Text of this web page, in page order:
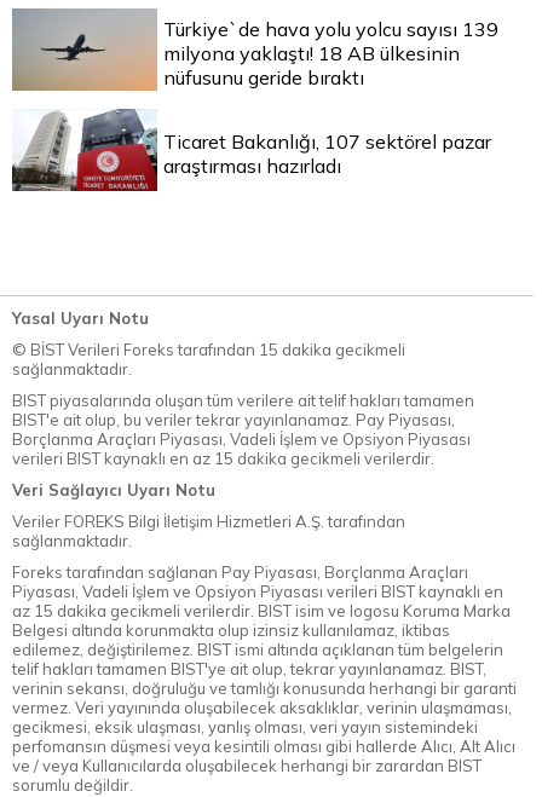
Türkiye`de hava yolu yolcu sayısı 139
milyona yaklaştı! 18 AB ülkesinin
nüfusunu geride bıraktı
Ticaret Bakanlığı, 107 sektörel pazar
araştırması hazırladı
Yasal Uyarı Notu
© BİST Verileri Foreks tarafından 15 dakika gecikmeli
sağlanmaktadır.
BIST piyasalarında oluşan tüm verilere ait telif hakları tamamen
BIST'e ait olup, bu veriler tekrar yayınlanamaz. Pay Piyasası,
Borçlanma Araçları Piyasası, Vadeli İşlem ve Opsiyon Piyasası
verileri BIST kaynaklı en az 15 dakika gecikmeli verilerdir.
Veri Sağlayıcı Uyarı Notu
Veriler FOREKS Bilgi İletişim Hizmetleri A.Ş. tarafından
sağlanmaktadır.
Foreks tarafından sağlanan Pay Piyasası, Borçlanma Araçları
Piyasası, Vadeli İşlem ve Opsiyon Piyasası verileri BIST kaynaklı en
az 15 dakika gecikmeli verilerdir. BIST isim ve logosu Koruma Marka
Belgesi altında korunmakta olup izinsiz kullanılamaz, iktibas
edilemez, değiştirilemez. BIST ismi altında açıklanan tüm belgelerin
telif hakları tamamen BIST'ye ait olup, tekrar yayınlanamaz. BIST,
verinin sekansı, doğruluğu ve tamlığı konusunda herhangi bir garanti
vermez. Veri yayınında oluşabilecek aksaklıklar, verinin ulaşmaması,
gecikmesi, eksik ulaşması, yanlış olması, veri yayın sistemindeki
perfomansın düşmesi veya kesintili olması gibi hallerde Alıcı, Alt Alıcı
ve / veya Kullanıcılarda oluşabilecek herhangi bir zarardan BIST
sorumlu değildir.